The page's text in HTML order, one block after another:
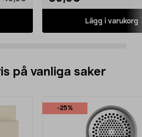
Lägg i varukorg
på vanliga saker
-25%